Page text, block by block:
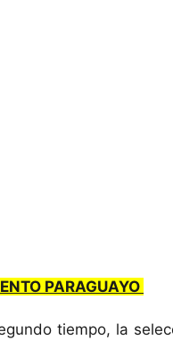
PARAGUAYO
tiempo, la